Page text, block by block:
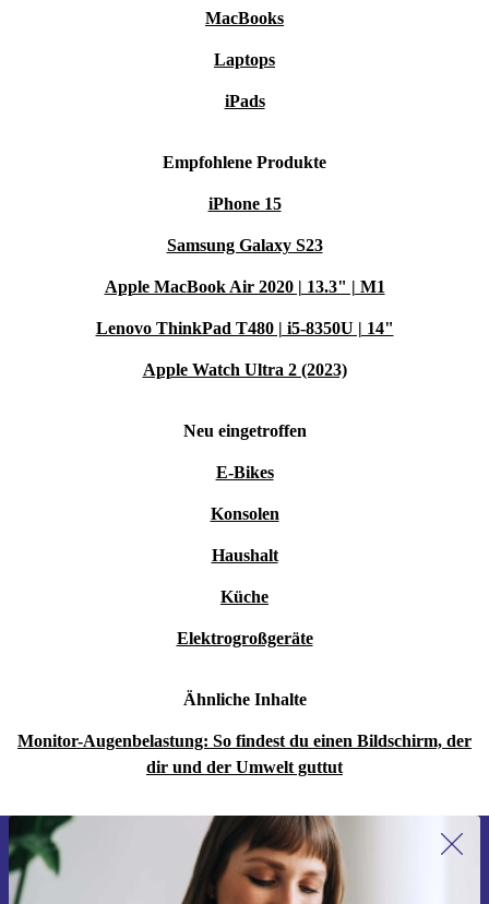
MacBooks
Laptops
iPads
Empfohlene Produkte
iPhone 15
Samsung Galaxy S23
Apple MacBook Air 2020 | 13.3" | M1
Lenovo ThinkPad T480 | i5-8350U | 14"
Apple Watch Ultra 2 (2023)
Neu eingetroffen
E-Bikes
Konsolen
Haushalt
Küche
Elektrogroßgeräte
Ähnliche Inhalte
Monitor-Augenbelastung: So findest du einen Bildschirm, der
dir und der Umwelt guttut
Erstmals zum Newsletter anmelden,
15 € sparen!